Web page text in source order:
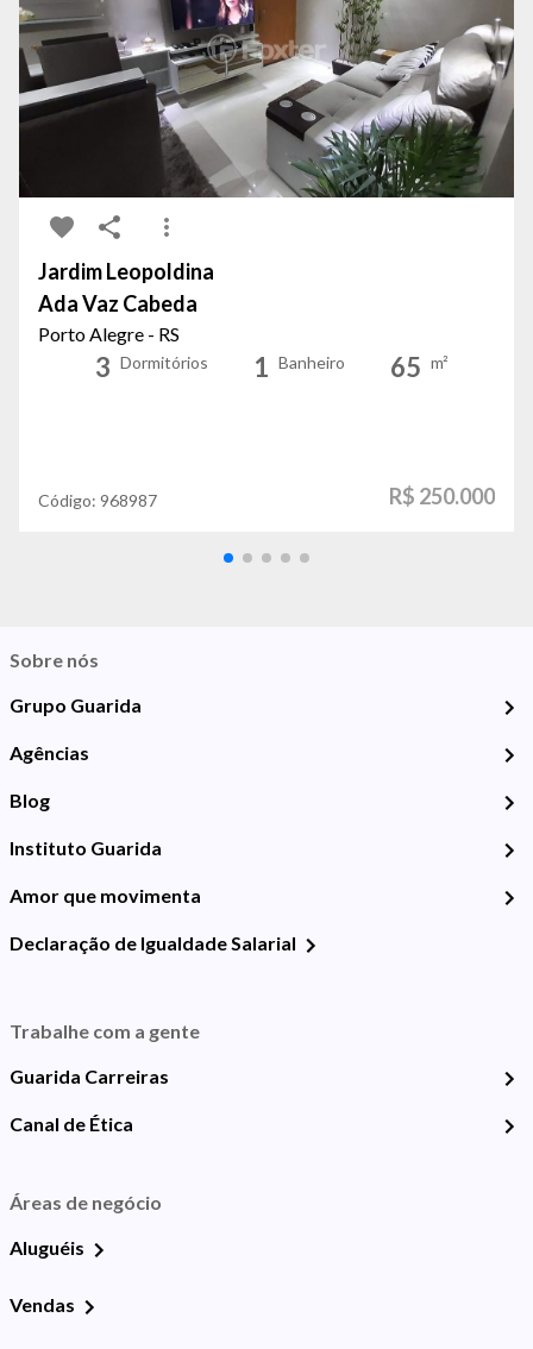
Jardim Leopoldina
Ada Vaz Cabeda
Porto Alegre - RS
3 Dormitórios 1 Banheiro 65 m²
Código: 968987 R$ 250.000
Sobre nós
Grupo Guarida
Agências
Blog
Instituto Guarida
Amor que movimenta
Declaração de Igualdade Salarial
Trabalhe com a gente
Guarida Carreiras
Canal de Ética
Áreas de negócio
Aluguéis
Vendas